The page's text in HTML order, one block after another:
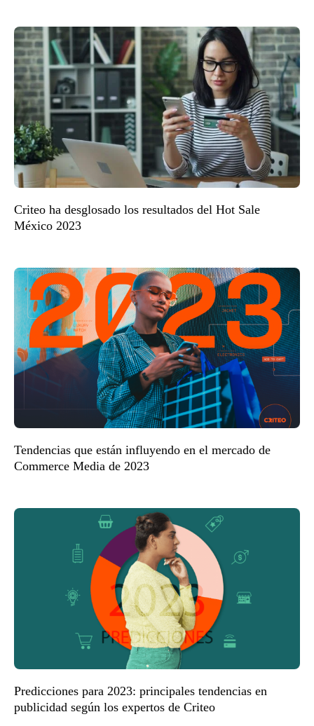
Criteo ha desglosado los resultados del Hot Sale
México 2023
Tendencias que están influyendo en el mercado de
Commerce Media de 2023
Predicciones para 2023: principales tendencias en
publicidad según los expertos de Criteo